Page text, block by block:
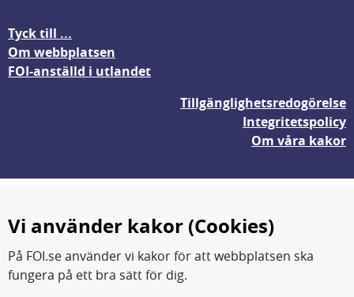
Tyck till ...
Om webbplatsen
FOI-anställd i utlandet
Tillgänglighetsredogörelse
Integritetspolicy
Om våra kakor
Vi använder kakor (Cookies)
På FOI.se använder vi kakor för att webbplatsen ska
fungera på ett bra sätt för dig.